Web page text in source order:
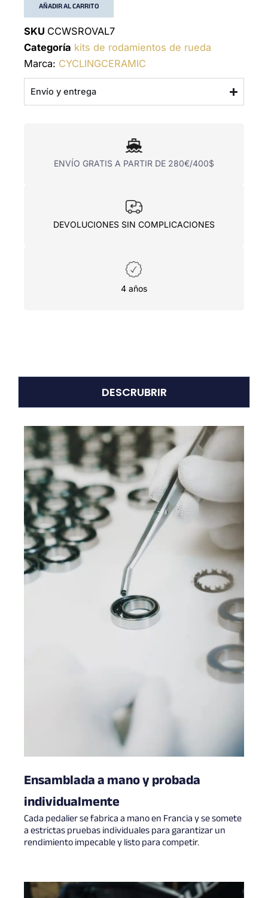
AÑADIR AL CARRITO
SKU CCWSROVAL7
Categoría kits de rodamientos de rueda
Marca: CYCLINGCERAMIC
Envío y entrega
ENVÍO GRATIS A PARTIR DE 280€/400$
DEVOLUCIONES SIN COMPLICACIONES
4 años
DESCRUBRIR
Ensamblada a mano y probada
individualmente
Cada pedalier se fabrica a mano en Francia y se somete
a estrictas pruebas individuales para garantizar un
rendimiento impecable y listo para competir.